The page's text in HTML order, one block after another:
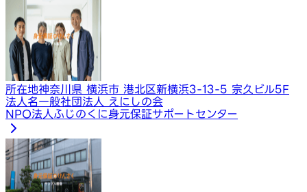
所在地神奈川県 横浜市 港北区新横浜3-13-5 宗久ビル5F
法人名一般社団法人 えにしの会
NPO法人ふじのくに身元保証サポートセンター